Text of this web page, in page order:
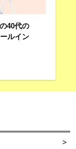
40代の
ルイン